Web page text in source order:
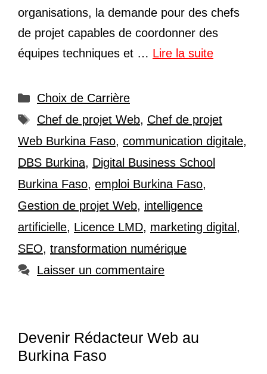
organisations, la demande pour des chefs
de projet capables de coordonner des
équipes techniques et … Lire la suite
Catégories
Choix de Carrière
Étiquettes
Chef de projet Web, Chef de projet
Web Burkina Faso, communication digitale,
DBS Burkina, Digital Business School
Burkina Faso, emploi Burkina Faso,
Gestion de projet Web, intelligence
artificielle, Licence LMD, marketing digital,
SEO, transformation numérique
Laisser un commentaire
Devenir Rédacteur Web au
Burkina Faso